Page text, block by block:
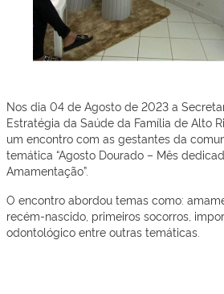
Nos dia 04 de Agosto de 2023 a
Estratégia da Saúde da Família de Alto
um encontro com as gestantes da
temática “Agosto Dourado – Mês
Amamentação”.
O encontro abordou temas como:
recém-nascido, primeiros socorros,
odontológico entre outras temáticas.